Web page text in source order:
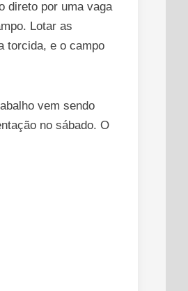
direto por uma vaga
Lotar as
torcida, e o campo
vem sendo
no sábado. O